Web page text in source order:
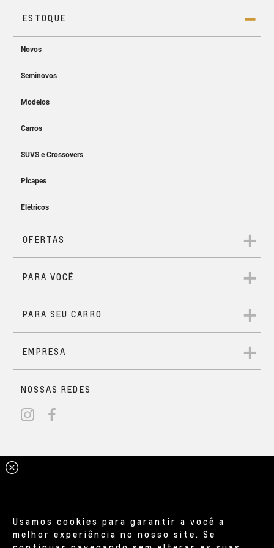
Usamos cookies para garantir a você a
melhor experiência no nosso site. Se